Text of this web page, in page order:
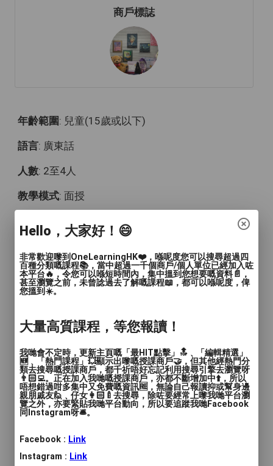
商戶標誌
年齡範圍: 兒童(15歲或以下)
語言: 廣東話
人數: 2至4人
教學模式: 面授
: 60 - 90分鐘
服務地區: 北區
和內容，讓它更加有趣🎨🐾 小小藝術家動
物畫班 🐾🎨
嘿，小朋友們！你們準備好跟我們一起畫出
超可愛的動物了嗎？來加入我們的動物畫
班，展現你們的創意，讓我們一起快樂地學
習和創作吧！
🌟 我們的課程有什麼好玩呢？
Hello，大家好！😄
非常歡迎嚟到OneLearningHK❤️，喺呢度您可以搜尋超過四
百種分類嘅課程📚，當中超過一千個商戶/個人單位已經加入咗
本平台🔥，令您可以喺短時間內，集中搵到您想要嘅資料📄，
甚至瀏覽之前，未曾諗過去了解嘅課程📖，都可以喺呢度，俾
您搵到☀️。
大量高質課程，等您報讀！
我哋會不定時，更新主頁嘅「最HIT點擊」🔝﹑「編輯精選」
🆕﹑「熱門課程」💥顯示出嚟嘅授課商戶🤝，但其他經熱門分
類去搜尋嘅授課商戶，都千祈唔好忘記利用搜尋引擎去瀏覽呀
👨🏻‍💻。正在加入我哋嘅授課商戶，亦都不斷增加中⬆️，所以
唔想錯過咁多集中又免費嘅資訊🆓，無論自己報讀抑或幫身邊
親朋戚友🙋﹑仔女👩🏻‍🍼去搜尋，除咗要經常上嚟我哋平台瀏
覽之外，亦要緊貼我哋平台動向，所以要追蹤我哋Facebook
同Instagram呀🛎️。
Facebook : Link
Instagram : Link